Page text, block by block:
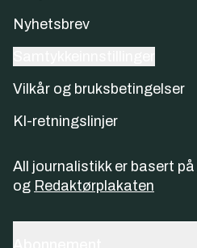
Nyhetsbrev
Vilkår og bruksbetingelser
KI-retningslinjer
All journalistikk er basert på
og Redaktørplakaten